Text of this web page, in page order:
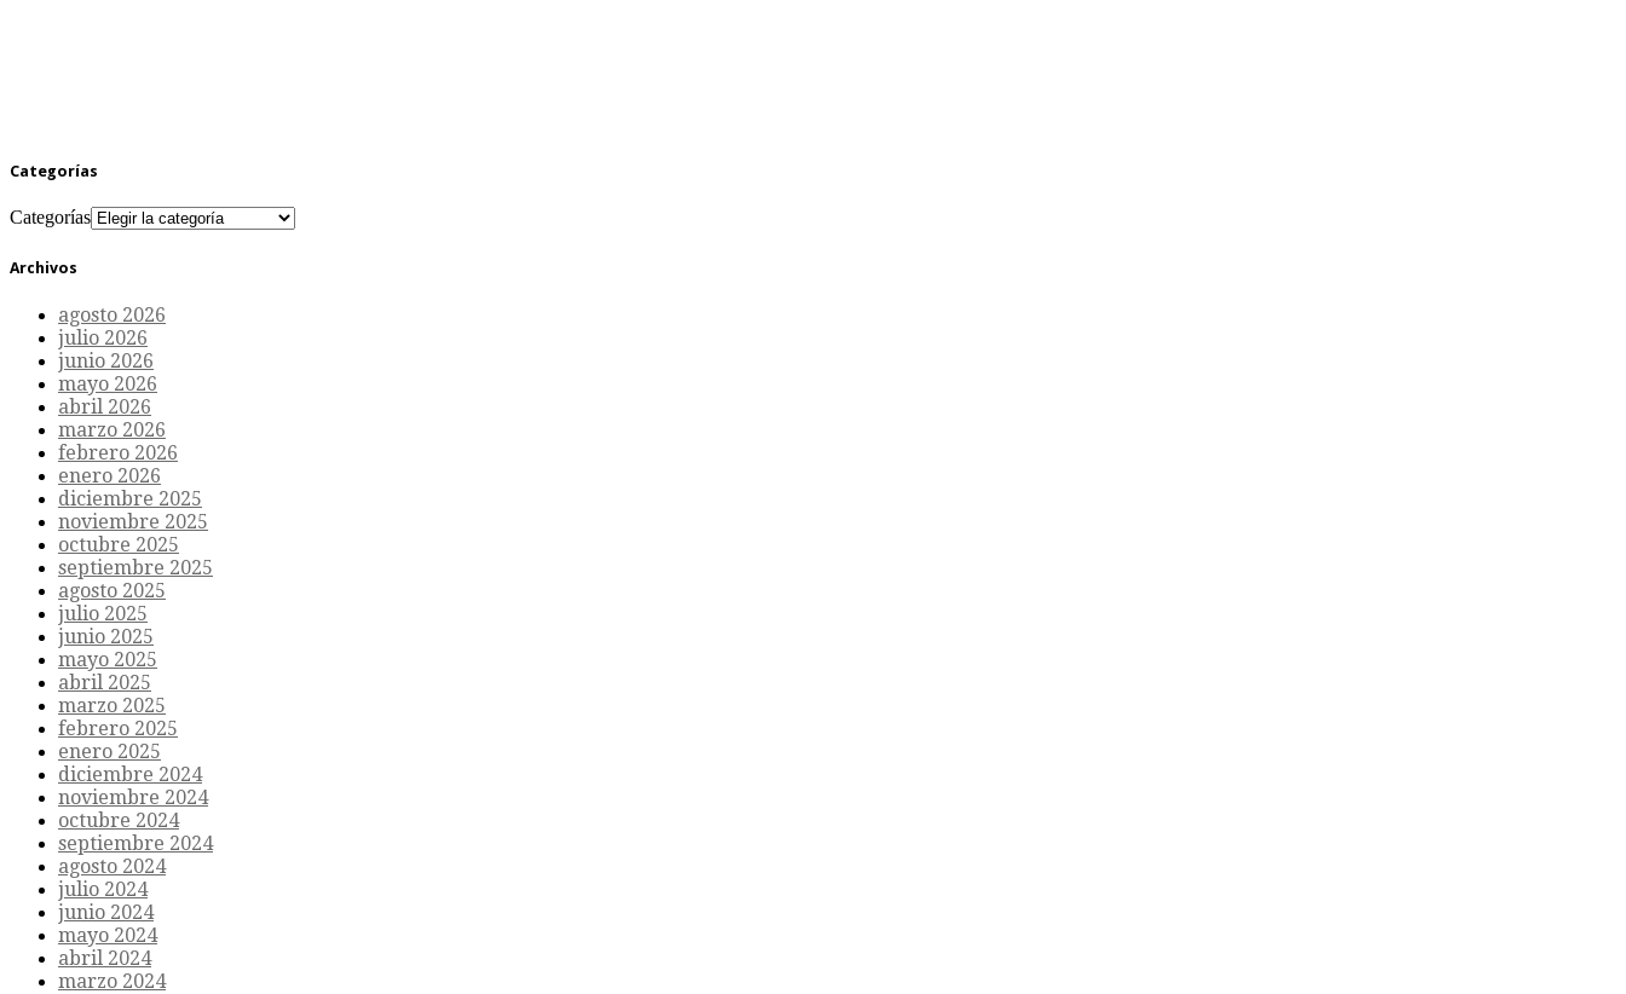
Categorías
Categorías
Archivos
agosto 2026
julio 2026
junio 2026
mayo 2026
abril 2026
marzo 2026
febrero 2026
enero 2026
diciembre 2025
noviembre 2025
octubre 2025
septiembre 2025
agosto 2025
julio 2025
junio 2025
mayo 2025
abril 2025
marzo 2025
febrero 2025
enero 2025
diciembre 2024
noviembre 2024
octubre 2024
septiembre 2024
agosto 2024
julio 2024
junio 2024
mayo 2024
abril 2024
marzo 2024